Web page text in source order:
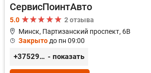
СервисПоинтАвто
5.0
2 отзыва
Минск, Партизанский проспект, 6В
Закрыто до пн 09:00
+375296035003 - показать